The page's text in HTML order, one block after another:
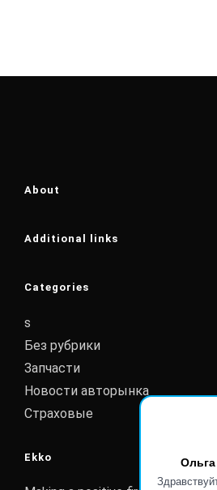
About
Additional links
Categories
s
Без рубрики
Запчасти
Новости авторынка
Страховые
Ekko